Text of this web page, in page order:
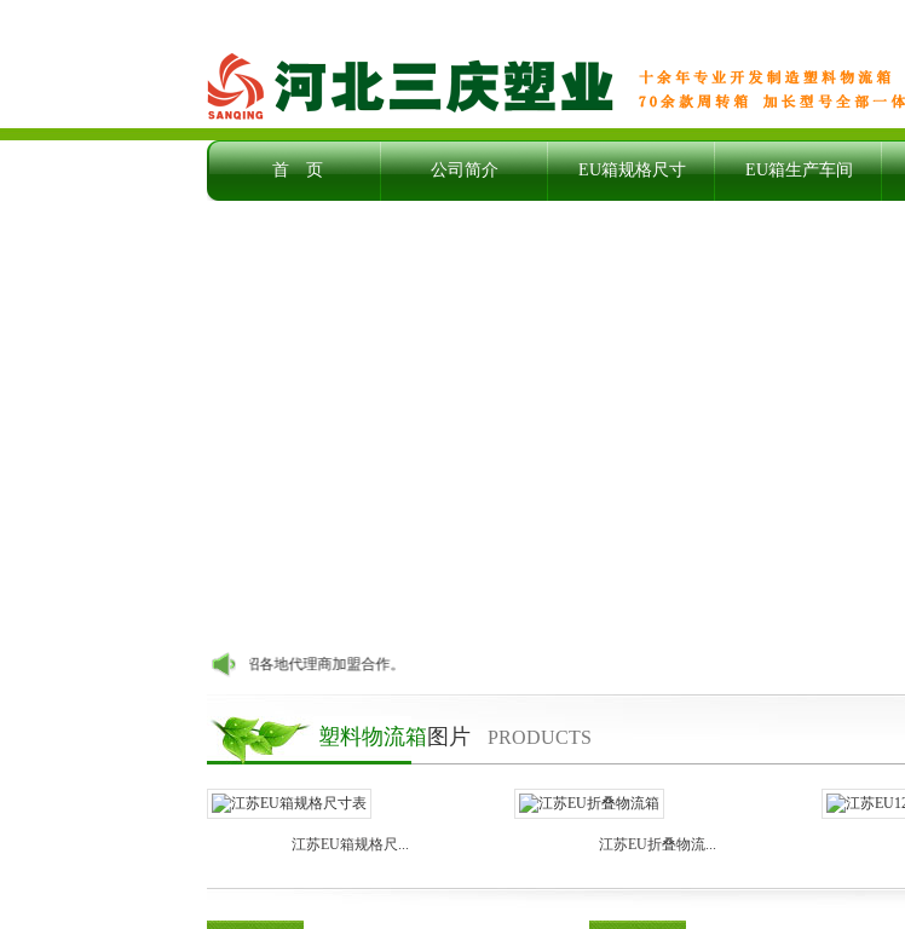
首 页 公司简介 EU箱规格尺寸 EU箱生产车间
全的EU标准周转箱生产厂家，诚招各地代理商加盟合作。
塑料物流箱 图片 PRODUCTS
江苏EU箱规格尺... 江苏EU折叠物流...